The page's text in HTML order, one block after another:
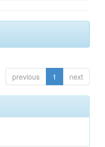
previous 1 next